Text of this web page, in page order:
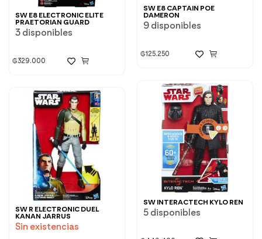
SW E8 CAPTAIN POE
DAMERON
9 disponibles
₲125.250
SW E8 ELECTRONIC ELITE
PRAETORIAN GUARD
3 disponibles
₲329.000
SW INTERACTECH KYLO REN
5 disponibles
SW R ELECTRONIC DUEL
KANAN JARRUS
Sin existencias